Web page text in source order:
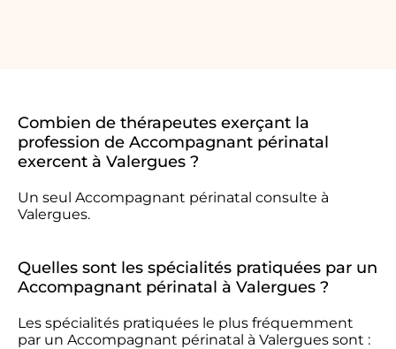
Combien de thérapeutes exerçant la
profession de Accompagnant périnatal
exercent à Valergues ?
Un seul Accompagnant périnatal consulte à
Valergues.
Quelles sont les spécialités pratiquées par un
Accompagnant périnatal à Valergues ?
Les spécialités pratiquées le plus fréquemment
par un Accompagnant périnatal à Valergues sont :